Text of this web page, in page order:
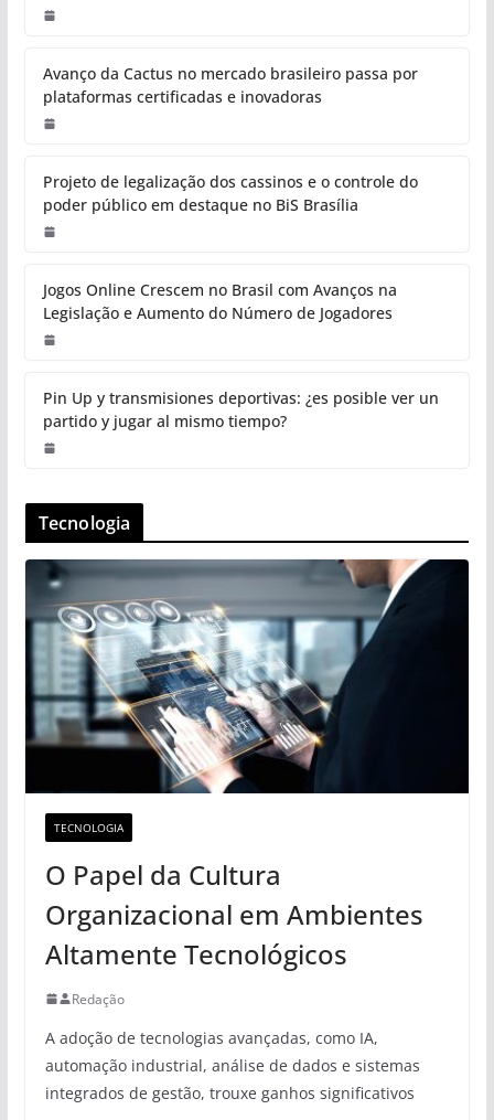
Avanço da Cactus no mercado brasileiro passa por
plataformas certificadas e inovadoras
Projeto de legalização dos cassinos e o controle do
poder público em destaque no BiS Brasília
Jogos Online Crescem no Brasil com Avanços na
Legislação e Aumento do Número de Jogadores
Pin Up y transmisiones deportivas: ¿es posible ver un
partido y jugar al mismo tiempo?
Tecnologia
TECNOLOGIA
O Papel da Cultura
Organizacional em Ambientes
Altamente Tecnológicos
Redação
A adoção de tecnologias avançadas, como IA,
automação industrial, análise de dados e sistemas
integrados de gestão, trouxe ganhos significativos